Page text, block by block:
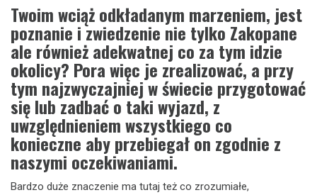
Twoim wciąż odkładanym marzeniem, jest
poznanie i zwiedzenie nie tylko Zakopane
ale również adekwatnej co za tym idzie
okolicy? Pora więc je zrealizować, a przy
tym najzwyczajniej w świecie przygotować
się lub zadbać o taki wyjazd, z
uwzględnieniem wszystkiego co
konieczne aby przebiegał on zgodnie z
naszymi oczekiwaniami.
Bardzo duże znaczenie ma tutaj też co zrozumiałe,